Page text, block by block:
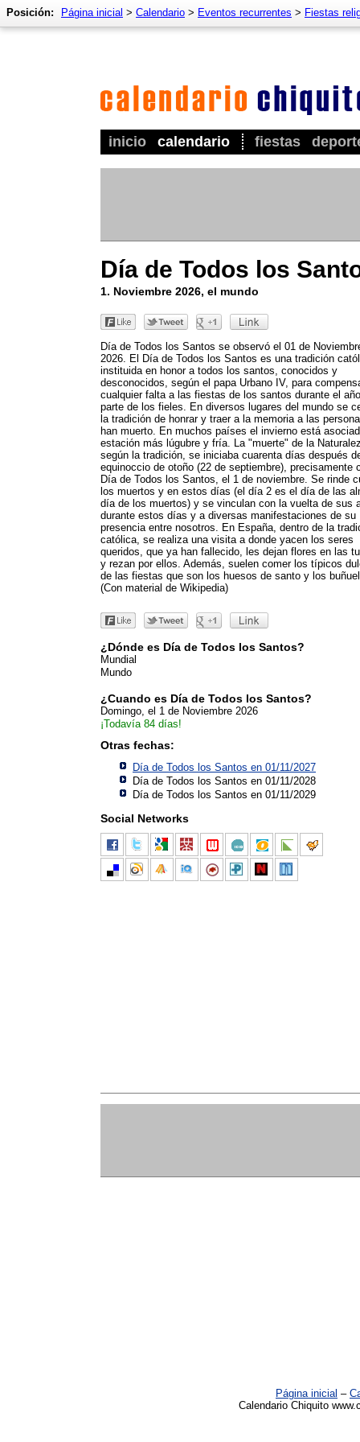
inicio calendario fiestas
Posición: Página inicial > Calendario > Eventos recurrentes > Fiestas
Día de Todos los
1. Noviembre 2026, el mundo
Día de Todos los Santos se observó el 01 de
2026. El Día de Todos los Santos es una tradición
instituida en honor a todos los santos, conocidos y
desconocidos, según el papa Urbano IV, para
cualquier falta a las fiestas de los santos durante el
parte de los fieles. En diversos lugares del mundo se
la tradición de honrar y traer a la memoria a las
han muerto. En muchos países el invierno está
estación más lúgubre y fría. La "muerte" de la
según la tradición, se iniciaba cuarenta días después
equinoccio de otoño (22 de septiembre), precisamente
Día de Todos los Santos, el 1 de noviembre. Se rinde
los muertos y en estos días (el día 2 es el día de las
día de los muertos) y se vinculan con la vuelta de sus
durante estos días y a diversas manifestaciones de su
presencia entre nosotros. En España, dentro de la
católica, se realiza una visita a donde yacen los seres
queridos, que ya han fallecido, les dejan flores en las
y rezan por ellos. Además, suelen comer los típicos
de las fiestas que son los huesos de santo y los
(Con material de Wikipedia)
¿Dónde es Día de Todos los Santos?
Mundial
Mundo
¿Cuando es Día de Todos los Santos?
Domingo, el 1 de Noviembre 2026
¡Todavía 84 días!
Otras fechas:
Día de Todos los Santos en 01/11/2027
Día de Todos los Santos en 01/11/2028
Día de Todos los Santos en 01/11/2029
Social Networks
Página inicial –
Calendario Chiquito